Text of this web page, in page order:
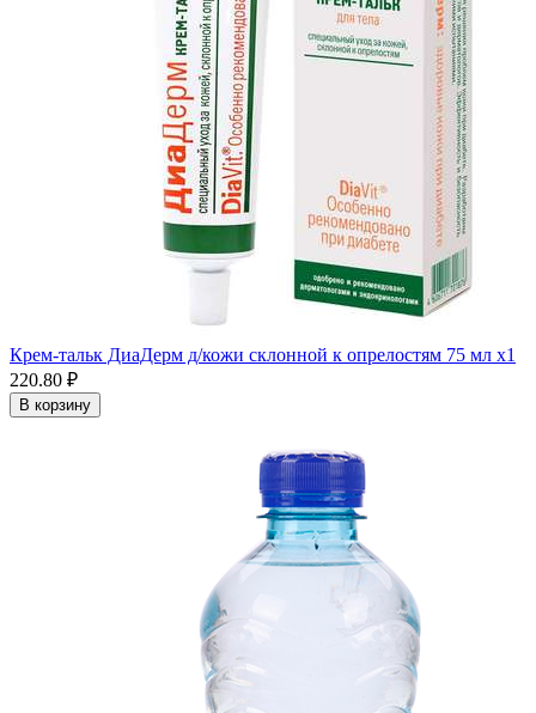
Крем-тальк ДиаДерм д/кожи склонной к опрелостям 75 мл x1
220.80 ₽
В корзину